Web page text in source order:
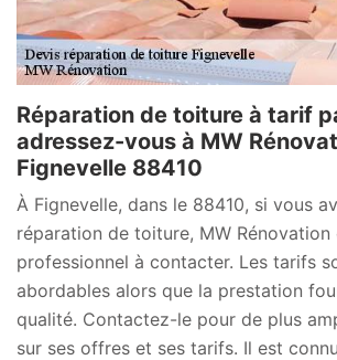
Réparation de toiture à tarif
adressez-vous à MW
Fignevelle 88410
À Fignevelle, dans le 88410, si vous
réparation de toiture, MW
professionnel à contacter. Les tarifs
abordables alors que la prestation
qualité. Contactez-le pour de plus
sur ses offres et ses tarifs. Il est